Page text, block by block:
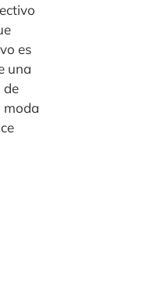
es
una
de
moda